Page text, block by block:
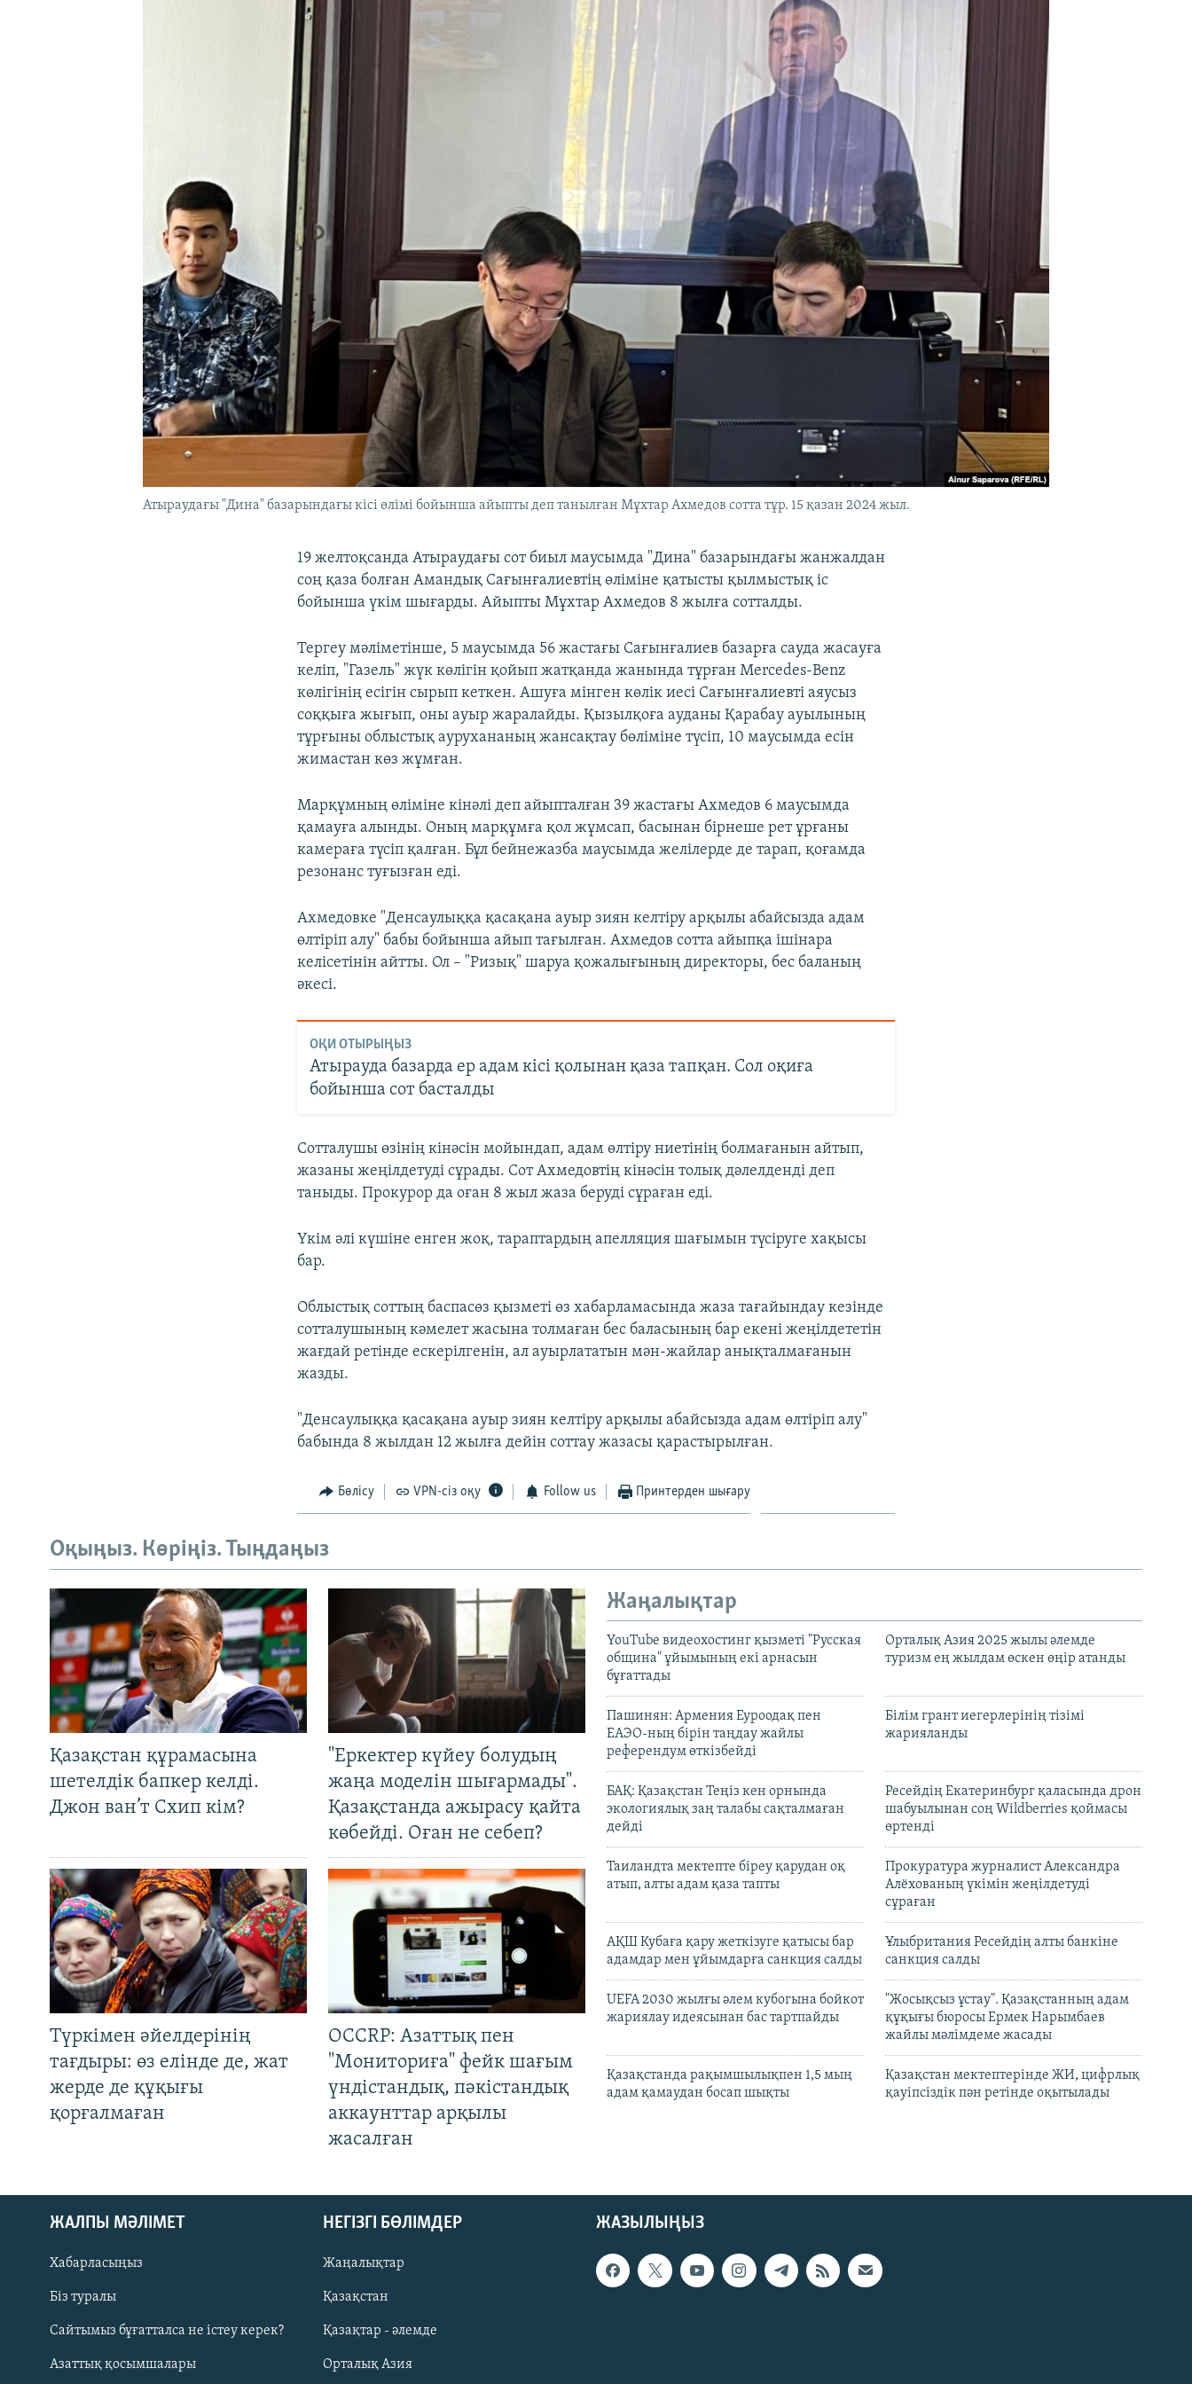
Русский
ЖАЗЫЛЫҢЫЗ
Атыраудағы "Дина" базарындағы кісі өлімі бойынша айыпты деп танылған Мұхтар Ахмедов сотта тұр. 15 қазан 2024 жыл.
19 желтоқсанда Атыраудағы сот биыл маусымда "Дина" базарындағы жанжалдан
соң қаза болған Амандық Сағынғалиевтің өліміне қатысты қылмыстық іс
бойынша үкім шығарды. Айыпты Мұхтар Ахмедов 8 жылға сотталды.
Тергеу мәліметінше, 5 маусымда 56 жастағы Сағынғалиев базарға сауда жасауға
келіп, "Газель" жүк көлігін қойып жатқанда жанында тұрған Mercedes-Benz
көлігінің есігін сырып кеткен. Ашуға мінген көлік иесі Сағынғалиевті аяусыз
соққыға жығып, оны ауыр жаралайды. Қызылқоға ауданы Қарабау ауылының
тұрғыны облыстық аурухананың жансақтау бөліміне түсіп, 10 маусымда есін
жимастан көз жұмған.
Марқұмның өліміне кінәлі деп айыпталған 39 жастағы Ахмедов 6 маусымда
қамауға алынды. Оның марқұмға қол жұмсап, басынан бірнеше рет ұрғаны
камераға түсіп қалған. Бұл бейнежазба маусымда желілерде де тарап, қоғамда
резонанс туғызған еді.
Ахмедовке "Денсаулыққа қасақана ауыр зиян келтіру арқылы абайсызда адам
өлтіріп алу" бабы бойынша айып тағылған. Ахмедов сотта айыпқа ішінара
келісетінін айтты. Ол – "Ризық" шаруа қожалығының директоры, бес баланың
әкесі.
ОҚИ ОТЫРЫҢЫЗ
Атырауда базарда ер адам кісі қолынан қаза тапқан. Сол оқиға
бойынша сот басталды
Сотталушы өзінің кінәсін мойындап, адам өлтіру ниетінің болмағанын айтып,
жазаны жеңілдетуді сұрады. Сот Ахмедовтің кінәсін толық дәлелденді деп
таныды. Прокурор да оған 8 жыл жаза беруді сұраған еді.
Үкім әлі күшіне енген жоқ, тараптардың апелляция шағымын түсіруге хақысы
бар.
Облыстық соттың баспасөз қызметі өз хабарламасында жаза тағайындау кезінде
сотталушының кәмелет жасына толмаған бес баласының бар екені жеңілдететін
жағдай ретінде ескерілгенін, ал ауырлататын мән-жайлар анықталмағанын
жазды.
"Денсаулыққа қасақана ауыр зиян келтіру арқылы абайсызда адам өлтіріп алу"
бабында 8 жылдан 12 жылға дейін соттау жазасы қарастырылған.
Бөлісу VPN-сіз оқу Follow us Принтерден шығару
Оқыңыз. Көріңіз. Тыңдаңыз
Қазақстан құрамасына
шетелдік бапкер келді.
Джон ван’т Схип кім?
"Еркектер күйеу болудың
жаңа моделін шығармады".
Қазақстанда ажырасу қайта
көбейді. Оған не себеп?
Түркімен әйелдерінің
тағдыры: өз елінде де, жат
жерде де құқығы
қорғалмаған
OCCRP: Азаттық пен
"Мониториға" фейк шағым
үндістандық, пәкістандық
аккаунттар арқылы
жасалған
Жаңалықтар
YouTube видеохостинг қызметі "Русская
община" ұйымының екі арнасын
бұғаттады
Орталық Азия 2025 жылы әлемде
туризм ең жылдам өскен өңір атанды
Пашинян: Армения Еуроодақ пен
ЕАЭО-ның бірін таңдау жайлы
референдум өткізбейді
Білім грант иегерлерінің тізімі
жарияланды
БАҚ: Қазақстан Теңіз кен орнында
экологиялық заң талабы сақталмаған
дейді
Ресейдің Екатеринбург қаласында дрон
шабуылынан соң Wildberries қоймасы
өртенді
Таиландта мектепте біреу қарудан оқ
атып, алты адам қаза тапты
Прокуратура журналист Александра
Алёхованың үкімін жеңілдетуді
сұраған
АҚШ Кубаға қару жеткізуге қатысы бар
адамдар мен ұйымдарға санкция салды
Ұлыбритания Ресейдің алты банкіне
санкция салды
UEFA 2030 жылғы әлем кубогына бойкот
жариялау идеясынан бас тартпайды
"Жосықсыз ұстау". Қазақстанның адам
құқығы бюросы Ермек Нарымбаев
жайлы мәлімдеме жасады
Қазақстанда рақымшылықпен 1,5 мың
адам қамаудан босап шықты
Қазақстан мектептерінде ЖИ, цифрлық
қауіпсіздік пән ретінде оқытылады
ЖАЗЫЛЫҢЫЗ
ЖАЛПЫ МӘЛІМЕТ
Хабарласыңыз
Біз туралы
Сайтымыз бұғатталса не істеу керек?
Азаттық қосымшалары
НЕГІЗГІ БӨЛІМДЕР
Жаңалықтар
Қазақстан
Қазақтар - әлемде
Орталық Азия